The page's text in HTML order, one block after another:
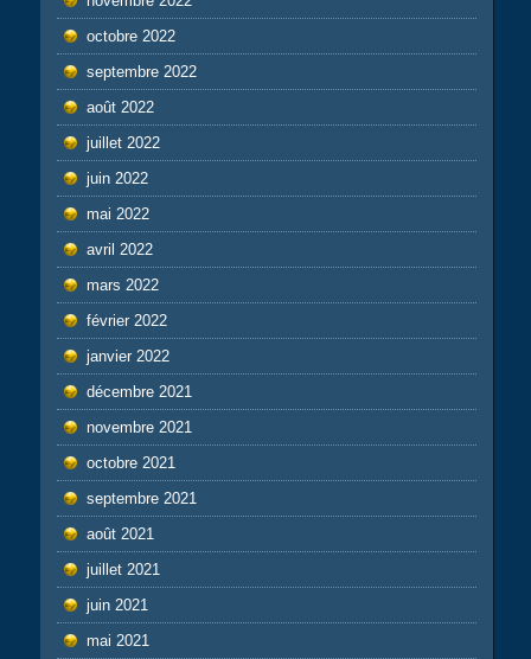
octobre 2022
septembre 2022
août 2022
juillet 2022
juin 2022
mai 2022
avril 2022
mars 2022
février 2022
janvier 2022
décembre 2021
novembre 2021
octobre 2021
septembre 2021
août 2021
juillet 2021
juin 2021
mai 2021